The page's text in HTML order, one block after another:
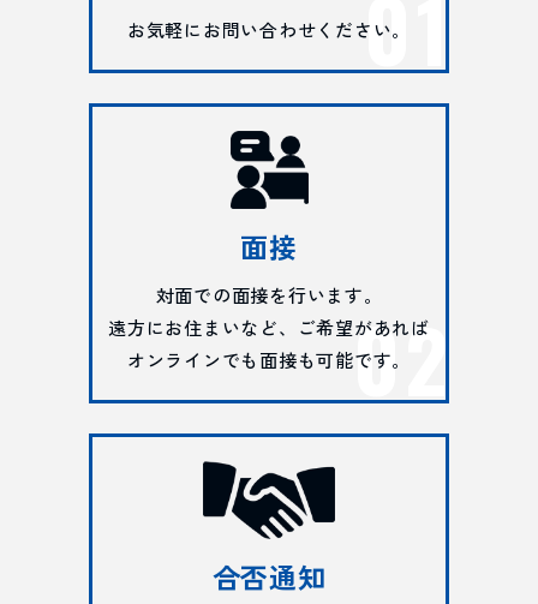
お気軽にお問い合わせください。
面接
対面での面接を行います。
遠方にお住まいなど、ご希望があれば
オンラインでも面接も可能です。
合否通知